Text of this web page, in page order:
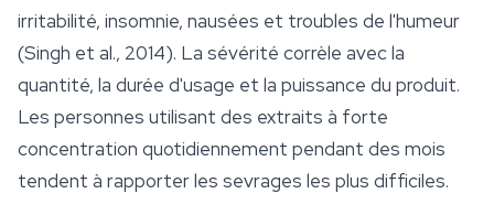
irritabilité, insomnie, nausées et troubles de l'humeur
(Singh et al., 2014). La sévérité corrèle avec la
quantité, la durée d'usage et la puissance du produit.
Les personnes utilisant des extraits à forte
concentration quotidiennement pendant des mois
tendent à rapporter les sevrages les plus difficiles.